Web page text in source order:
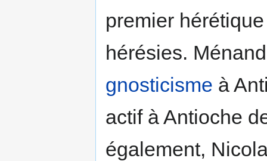
premier
hérésies.
gnosticisme à
actif à Antioche
également,